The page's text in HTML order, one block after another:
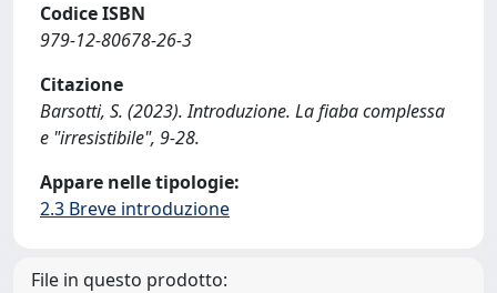
Codice ISBN
979-12-80678-26-3
Citazione
Barsotti, S. (2023). Introduzione. La fiaba complessa
e "irresistibile", 9-28.
Appare nelle tipologie:
2.3 Breve introduzione
File in questo prodotto: